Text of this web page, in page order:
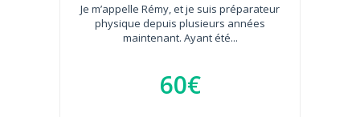
Je m’appelle Rémy, et je suis préparateur
physique depuis plusieurs années
maintenant. Ayant été...
60€